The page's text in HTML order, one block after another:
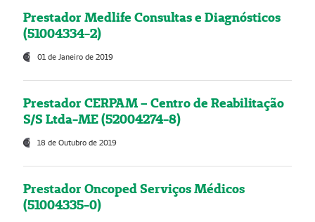
Prestador Medlife Consultas e Diagnósticos
(51004334-2)
01 de Janeiro de 2019
Prestador CERPAM – Centro de Reabilitação
S/S Ltda-ME (52004274-8)
18 de Outubro de 2019
Prestador Oncoped Serviços Médicos
(51004335-0)